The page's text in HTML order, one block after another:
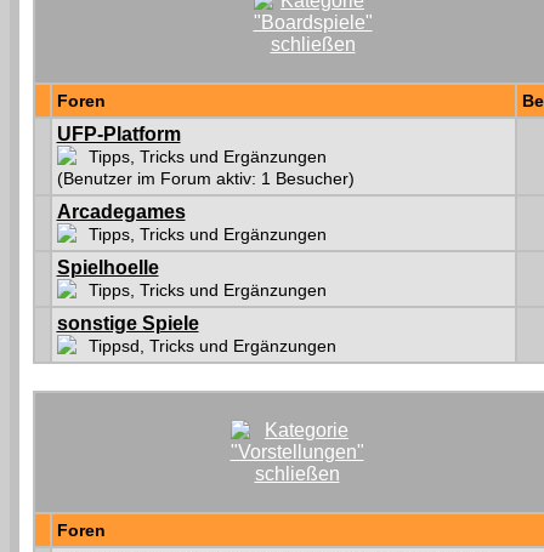
Foren
UFP-Platform
Tipps, Tricks und Ergänzungen
(Benutzer im Forum aktiv: 1 Besucher)
Arcadegames
Tipps, Tricks und Ergänzungen
Spielhoelle
Tipps, Tricks und Ergänzungen
sonstige Spiele
Tippsd, Tricks und Ergänzungen
Foren